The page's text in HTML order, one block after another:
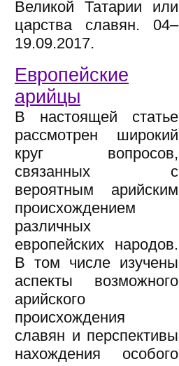
Великой Татарии или
царства славян. 04–
19.09.2017.
Европейские
арийцы
В настоящей статье
рассмотрен широкий
круг вопросов,
связанных с
вероятным арийским
происхождением
различных
европейских народов.
В том числе изучены
аспекты возможного
арийского
происхождения
славян и перспективы
нахождения особого